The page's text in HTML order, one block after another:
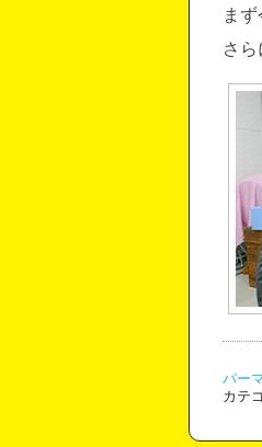
ま
さ
パー
カテ